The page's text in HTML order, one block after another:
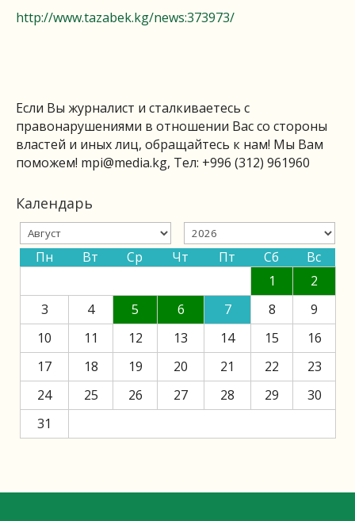
http://www.tazabek.kg/news:373973/
Если Вы журналист и сталкиваетесь с
правонарушениями в отношении Вас со стороны
властей и иных лиц, обращайтесь к нам! Мы Вам
поможем! mpi@media.kg, Тел: +996 (312) 961960
Календарь
Пн Вт Ср Чт Пт Сб
Вс
1
2
3
4 5 6 7 8
9
10
11 12 13 14 15
16
17
18 19 20 21 22
23
24
25 26 27 28 29
30
31